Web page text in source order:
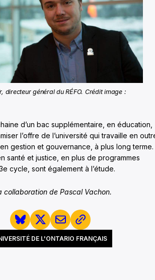
directeur général du RÉFO. Crédit image :
d’un bac supplémentaire, en éducation,
l’offre de l’université qui travaille en
gestion et gouvernance, à plus long terme.
santé et justice, en plus de programmes
cycle, sont également à l’étude.
collaboration de Pascal Vachon.
DE L'ONTARIO FRANÇAIS